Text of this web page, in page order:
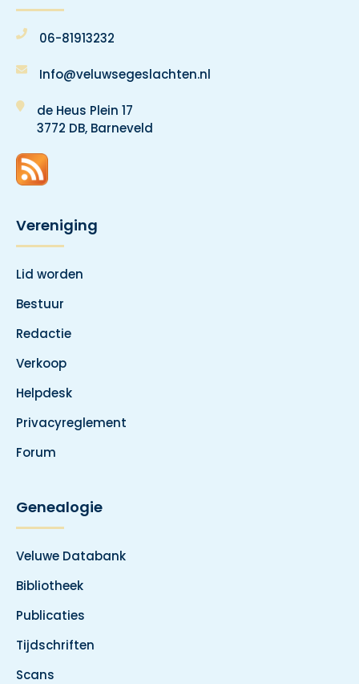
06-81913232
Info@veluwsegeslachten.nl
de Heus Plein 17
3772 DB, Barneveld
Vereniging
Lid worden
Bestuur
Redactie
Verkoop
Helpdesk
Privacyreglement
Forum
Genealogie
Veluwe Databank
Bibliotheek
Publicaties
Tijdschriften
Scans